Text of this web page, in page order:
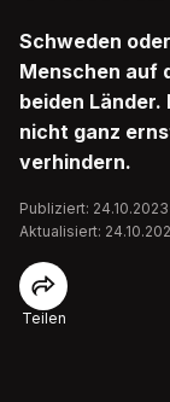
Schweden
Menschen auf
beiden
nicht ganz
verhindern.
Publiziert:
Aktualisiert:
Teilen